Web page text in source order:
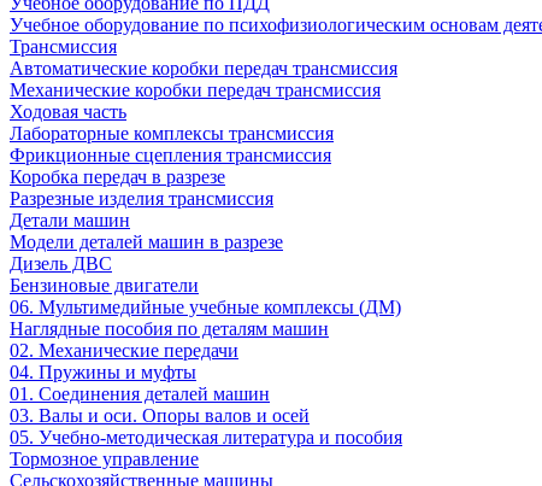
Учебное оборудование по психофизиологическим основам
Трансмиссия
Автоматические коробки передач трансмиссия
Механические коробки передач трансмиссия
Ходовая часть
Лабораторные комплексы трансмиссия
Фрикционные сцепления трансмиссия
Коробка передач в разрезе
Разрезные изделия трансмиссия
Детали машин
Модели деталей машин в разрезе
Дизель ДВС
Бензиновые двигатели
06. Мультимедийные учебные комплексы (ДМ)
Наглядные пособия по деталям машин
02. Механические передачи
04. Пружины и муфты
01. Соединения деталей машин
03. Валы и оси. Опоры валов и осей
05. Учебно-методическая литература и пособия
Тормозное управление
Сельскохозяйственные машины